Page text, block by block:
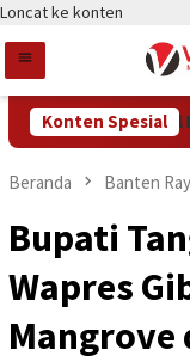
Loncat ke konten
Konten Spesial
Pemkot Tangsel
Beranda Banten
Bupati
Wapres
Mangrove